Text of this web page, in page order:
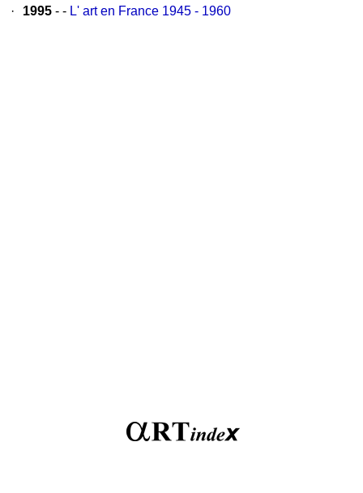
·
1995 - - L' art en France 1945 - 1960